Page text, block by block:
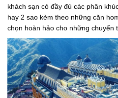
khách sạn có đầy đủ các phân
hay 2 sao kèm theo những căn
chọn hoàn hảo cho những chuyến